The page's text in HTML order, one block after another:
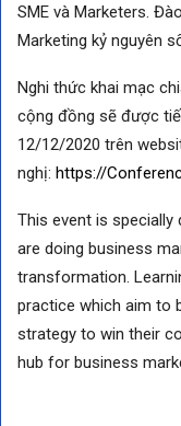
SME và Marketers.
Marketing kỷ nguyên
Nghi thức khai mạc
cộng đồng sẽ được
12/12/2020 trên
nghị: https://
This event is
are doing business
transformation.
practice which aim to
strategy to win their
hub for business